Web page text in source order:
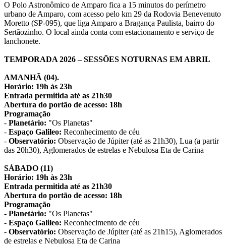
O Polo Astronômico de Amparo fica a 15 minutos do perímetro
urbano de Amparo, com acesso pelo km 29 da Rodovia Benevenuto
Moretto (SP-095), que liga Amparo a Bragança Paulista, bairro do
Sertãozinho. O local ainda conta com estacionamento e serviço de
lanchonete.
TEMPORADA 2026 – SESSÕES NOTURNAS EM ABRIL
AMANHÃ (04).
Horário: 19h às 23h
Entrada permitida até as 21h30
Abertura do portão de acesso: 18h
Programação
- Planetário: "Os Planetas"
- Espaço Galileo: Reconhecimento de céu
- Observatório: Observação de Júpiter (até as 21h30), Lua (a partir
das 20h30), Aglomerados de estrelas e Nebulosa Eta de Carina
SÁBADO (11)
Horário: 19h às 23h
Entrada permitida até as 21h30
Abertura do portão de acesso: 18h
Programação
- Planetário: "Os Planetas"
- Espaço Galileo: Reconhecimento de céu
- Observatório: Observação de Júpiter (até as 21h15), Aglomerados
de estrelas e Nebulosa Eta de Carina